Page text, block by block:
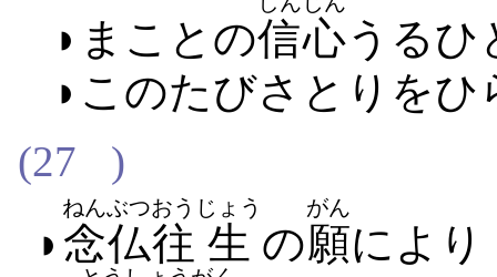
◗まこと​の信心うる​ひ
◗このたび​さとり​を​ひ
(27
)
◗ 念仏
ねんぶつ
往
おう
生
じょう
の願
がん
に​より